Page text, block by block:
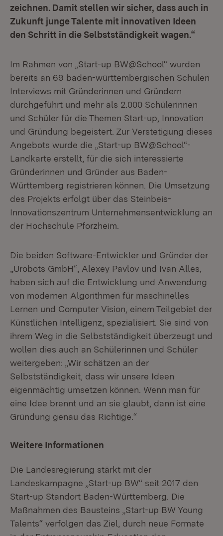
zeichnen. Damit stellen wir sicher, dass auch in
Zukunft junge Talente mit innovativen Ideen
den Schritt in die Selbstständigkeit wagen.“
Im Rahmen von „Start-up BW@School“ wurden
bereits an 69 baden-württembergischen Schulen
Interviews mit Gründerinnen und Gründern
durchgeführt und mehr als 2.000 Schülerinnen
und Schüler für die Themen Start-up, Innovation
und Gründung begeistert. Zur Verstetigung dieses
Angebots wurde die „Start-up BW@School“-
Landkarte erstellt, für die sich interessierte
Gründerinnen und Gründer aus Baden-
Württemberg registrieren können. Die Umsetzung
des Projekts erfolgt über das Steinbeis-
Innovationszentrum Unternehmensentwicklung an
der Hochschule Pforzheim.
Die beiden Software-Entwickler und Gründer der
„Urobots GmbH“, Alexey Pavlov und Ivan Alles,
haben sich auf die Entwicklung und Anwendung
von modernen Algorithmen für maschinelles
Lernen und Computer Vision, einem Teilgebiet der
Künstlichen Intelligenz, spezialisiert. Sie sind von
ihrem Weg in die Selbstständigkeit überzeugt und
wollen dies auch an Schülerinnen und Schüler
weitergeben: „Wir schätzen an der
Selbstständigkeit, dass wir unsere Ideen
eigenmächtig umsetzen können. Wenn man für
eine Idee brennt und an sie glaubt, dann ist eine
Gründung genau das Richtige.“
Weitere Informationen
Die Landesregierung stärkt mit der
Landeskampagne „Start-up BW“ seit 2017 den
Start-up Standort Baden-Württemberg. Die
Maßnahmen des Bausteins „Start-up BW Young
Talents“ verfolgen das Ziel, durch neue Formate